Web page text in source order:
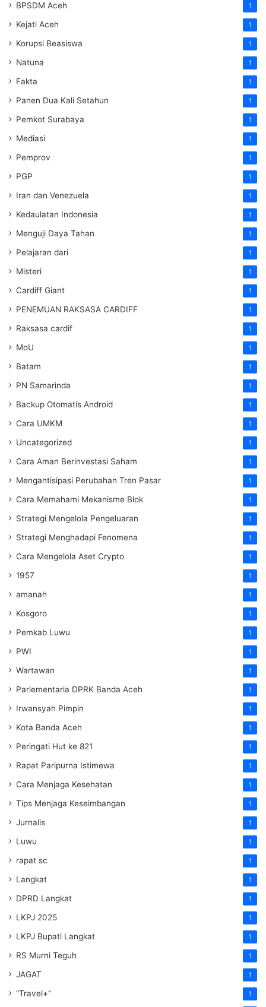
BPSDM Aceh 1
Kejati Aceh 1
Korupsi Beasiswa 1
Natuna 1
Fakta 1
Panen Dua Kali Setahun 1
Pemkot Surabaya 1
Mediasi 1
Pemprov 1
PGP 1
Iran dan Venezuela 1
Kedaulatan Indonesia 1
Menguji Daya Tahan 1
Pelajaran dari 1
Misteri 1
Cardiff Giant 1
PENEMUAN RAKSASA CARDIFF 1
Raksasa cardif 1
MoU 1
Batam 1
PN Samarinda 1
Backup Otomatis Android 1
Cara UMKM 1
Uncategorized 1
Cara Aman Berinvestasi Saham 1
Mengantisipasi Perubahan Tren Pasar 1
Cara Memahami Mekanisme Blok 1
Strategi Mengelola Pengeluaran 1
Strategi Menghadapi Fenomena 1
Cara Mengelola Aset Crypto 1
1957 1
amanah 1
Kosgoro 1
Pemkab Luwu 1
PWI 1
Wartawan 1
Parlementaria DPRK Banda Aceh 1
Irwansyah Pimpin 1
Kota Banda Aceh 1
Peringati Hut ke 821 1
Rapat Paripurna Istimewa 1
Cara Menjaga Kesehatan 1
Tips Menjaga Keseimbangan 1
Jurnalis 1
Luwu 1
rapat sc 1
Langkat 1
DPRD Langkat 1
LKPJ 2025 1
LKPJ Bupati Langkat 1
RS Murni Teguh 1
JAGAT 1
“Travel+” 1